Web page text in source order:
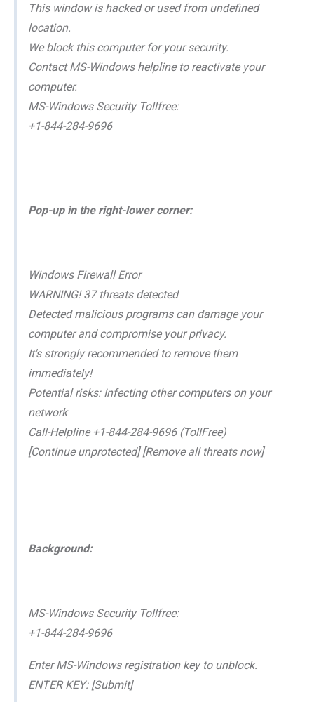
This window is hacked or used from undefined
location.
We block this computer for your security.
Contact MS-Windows helpline to reactivate your
computer.
MS-Windows Security Tollfree:
+1-844-284-9696
Pop-up in the right-lower corner:
Windows Firewall Error
WARNING! 37 threats detected
Detected malicious programs can damage your
computer and compromise your privacy.
It's strongly recommended to remove them
immediately!
Potential risks: Infecting other computers on your
network
Call-Helpline +1-844-284-9696 (TollFree)
[Continue unprotected] [Remove all threats now]
Background:
MS-Windows Security Tollfree:
+1-844-284-9696
Enter MS-Windows registration key to unblock.
ENTER KEY: [Submit]